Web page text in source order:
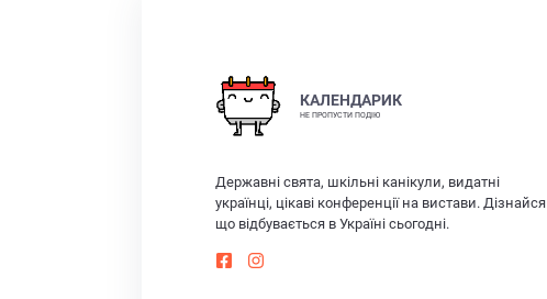
КАЛЕНДАРИК
НЕ ПРОПУСТИ ПОДІЮ
Державні свята, шкільні канікули, видатні
українці, цікаві конференції на вистави. Дізнайся
що відбувається в Україні сьогодні.